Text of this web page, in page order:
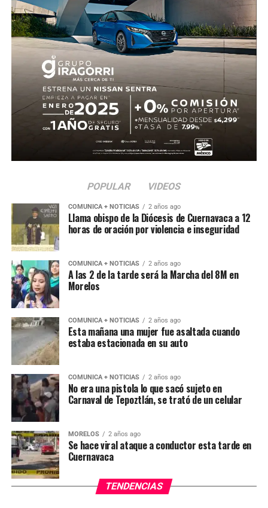
POPULAR VIDEOS
COMUNICA + NOTICIAS 2 años ago
Llama obispo de la Diócesis de Cuernavaca a 12
horas de oración por violencia e inseguridad
COMUNICA + NOTICIAS 2 años ago
A las 2 de la tarde será la Marcha del 8M en
Morelos
COMUNICA + NOTICIAS 2 años ago
Esta mañana una mujer fue asaltada cuando
estaba estacionada en su auto
COMUNICA + NOTICIAS 2 años ago
No era una pistola lo que sacó sujeto en
Carnaval de Tepoztlán, se trató de un celular
MORELOS 2 años ago
Se hace viral ataque a conductor esta tarde en
Cuernavaca
TENDENCIAS